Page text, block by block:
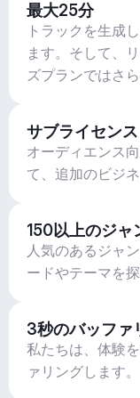
最大25分
トラックを生成
ます。そして、
ズプランではさ
サブライセンス
オーディエンス
て、追加のビジ
150以上のジャ
人気のあるジャ
ードやテーマを
3秒のバッファ
私たちは、体験
ァリングします。